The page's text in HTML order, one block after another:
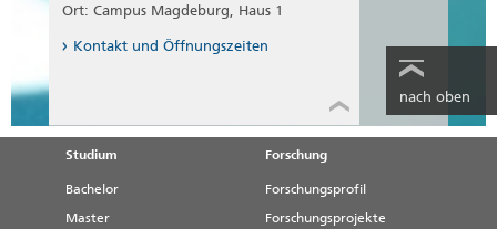
Ort: Campus Magdeburg, Haus 1
Kontakt und Öffnungszeiten
nach oben
Studium
Bachelor
Master
Forschung
Forschungsprofil
Forschungsprojekte